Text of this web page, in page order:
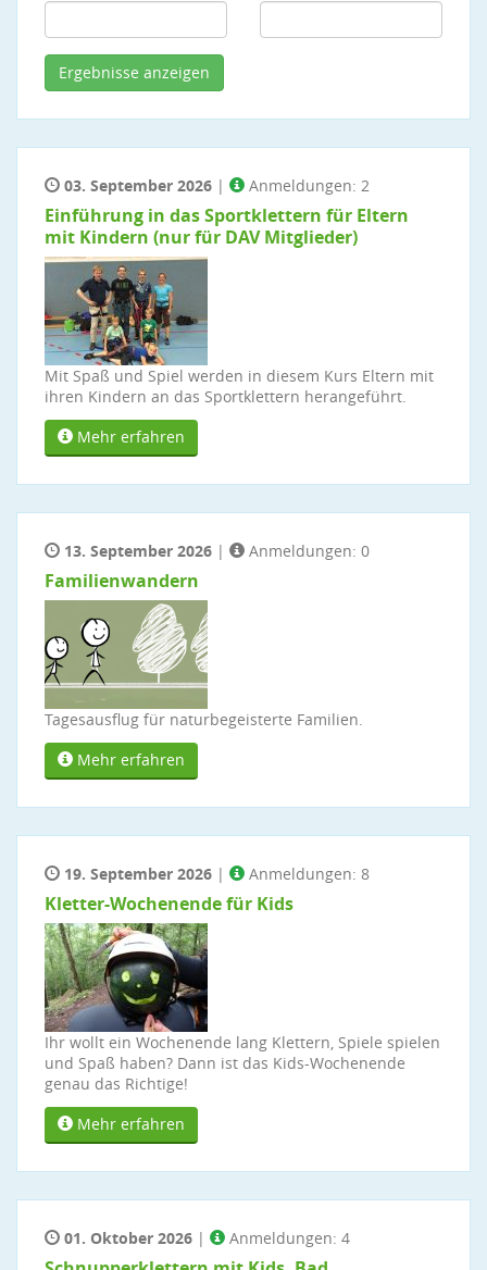
03. September 2026 | Anmeldungen: 2
Einführung in das Sportklettern für Eltern
mit Kindern (nur für DAV Mitglieder)
Mit Spaß und Spiel werden in diesem Kurs Eltern mit
ihren Kindern an das Sportklettern herangeführt.
Mehr erfahren
13. September 2026 | Anmeldungen: 0
Familienwandern
Tagesausflug für naturbegeisterte Familien.
Mehr erfahren
19. September 2026 | Anmeldungen: 8
Kletter-Wochenende für Kids
Ihr wollt ein Wochenende lang Klettern, Spiele spielen
und Spaß haben? Dann ist das Kids-Wochenende
genau das Richtige!
Mehr erfahren
01. Oktober 2026 | Anmeldungen: 4